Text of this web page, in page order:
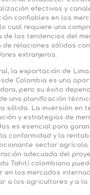
efectivas y
confiables en los
cual requiere una
de las tendencias del
de relaciones sólidas
extranjeros.
la exportación de
Colombia es una
pero su éxito
una planificación
sólida. La inversión en
y estrategias de
es esencial para
conformidad y la
sector agrícola.
adecuada del
Tahití colombiana
en los mercados
a los agricultores y a la